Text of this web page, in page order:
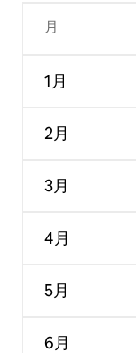
月
1月
2月
3月
4月
5月
6月